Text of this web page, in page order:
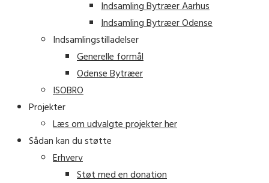
Indsamling Bytræer Aarhus
Indsamling Bytræer Odense
Indsamlingstilladelser
Generelle formål
Odense Bytræer
ISOBRO
Projekter
Læs om udvalgte projekter her
Sådan kan du støtte
Erhverv
Støt med en donation